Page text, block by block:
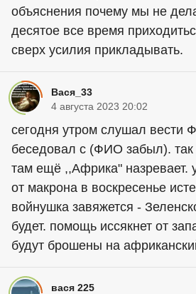
объяснения почему мы не
десятое все время
сверх усилия прикладывать.
Вася_33
4 августа 2023 20:02
сегодня утром слушал вести
беседовал с (ФИО забыл). так
там ещё ,,Африка" назревает.
от макрона в воскресенье
войнушка завяжется -
будет. помощь иссякнет от
будут брошены на
вася 225